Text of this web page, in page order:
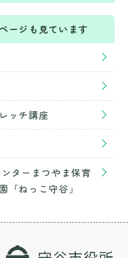
ージも見ています
ッチ講座
ターまつやま保育
「ねっこ守谷」